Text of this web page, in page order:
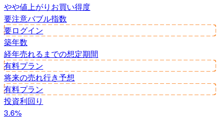
やや値上がり お買い得度
要注意バブル指数
要ログイン
築年数
経年売れるまでの想定期間
有料プラン
将来の売れ行き予想
有料プラン
投資利回り
3.6%